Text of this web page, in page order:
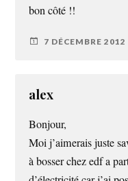
bon côté !!
7 DÉCEMBRE 2012
alex
Bonjour,
Moi j’aimerais juste
à bosser chez edf a